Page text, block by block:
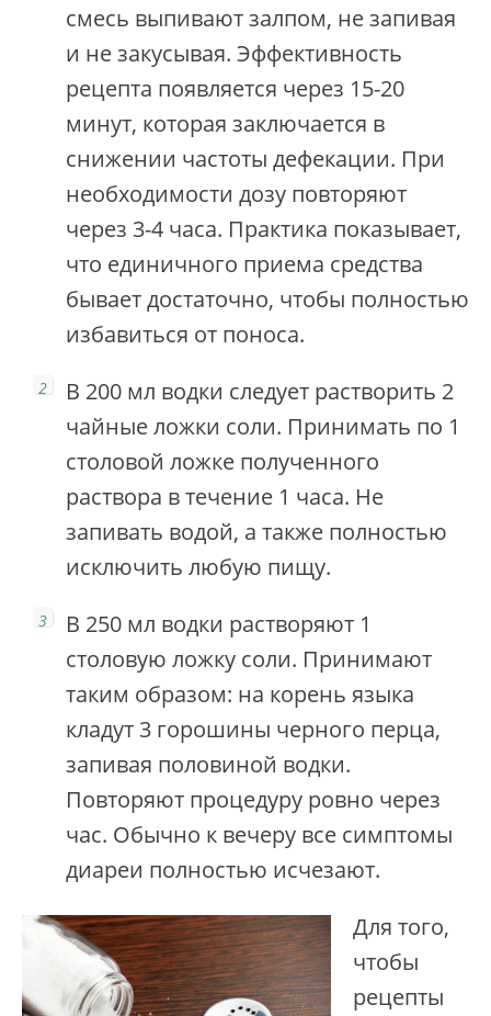
смесь выпивают залпом, не запивая
и не закусывая. Эффективность
рецепта появляется через 15-20
минут, которая заключается в
снижении частоты дефекации. При
необходимости дозу повторяют
через 3-4 часа. Практика показывает,
что единичного приема средства
бывает достаточно, чтобы полностью
избавиться от поноса.
В 200 мл водки следует растворить 2
чайные ложки соли. Принимать по 1
столовой ложке полученного
раствора в течение 1 часа. Не
запивать водой, а также полностью
исключить любую пищу.
В 250 мл водки растворяют 1
столовую ложку соли. Принимают
таким образом: на корень языка
кладут 3 горошины черного перца,
запивая половиной водки.
Повторяют процедуру ровно через
час. Обычно к вечеру все симптомы
диареи полностью исчезают.
Для того,
чтобы
рецепты